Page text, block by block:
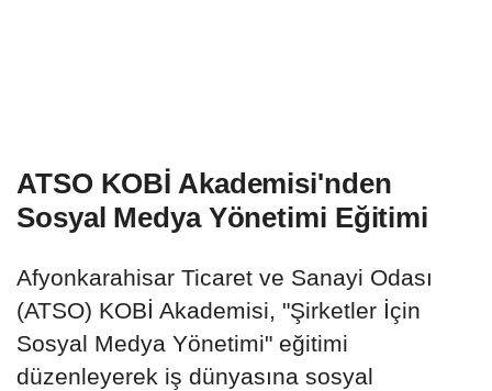
ATSO KOBİ Akademisi'nden
Sosyal Medya Yönetimi Eğitimi
Afyonkarahisar Ticaret ve Sanayi Odası
(ATSO) KOBİ Akademisi, "Şirketler İçin
Sosyal Medya Yönetimi" eğitimi
düzenleyerek iş dünyasına sosyal